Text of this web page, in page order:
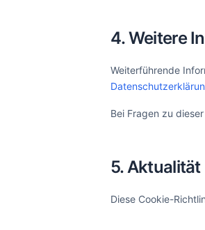
4. Weitere
Weiterführende
Bei Fragen zu
5. Aktualität
Diese Cookie-